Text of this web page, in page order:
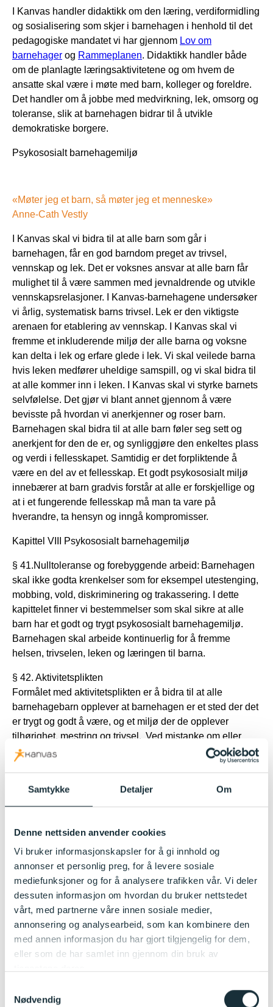
Samtykke Detaljer Om
Denne nettsiden anvender cookies
Vi bruker informasjonskapsler for å gi innhold og
annonser et personlig preg, for å levere sosiale
mediefunksjoner og for å analysere trafikken vår. Vi deler
dessuten informasjon om hvordan du bruker nettstedet
vårt, med partnerne våre innen sosiale medier,
annonsering og analysearbeid, som kan kombinere den
med annen informasjon du har gjort tilgjengelig for dem,
eller som de har samlet inn gjennom din bruk av
Nødvendig
I Kanvas handler didaktikk om den læring, verdiformidling
og sosialisering som skjer i barnehagen i henhold til det
pedagogiske mandatet vi har gjennom Lov om
barnehager og Rammeplanen. Didaktikk handler både
om de planlagte læringsaktivitetene og om hvem de
ansatte skal være i møte med barn, kolleger og foreldre.
Det handler om å jobbe med medvirkning, lek, omsorg og
toleranse, slik at barnehagen bidrar til å utvikle
demokratiske borgere.
Psykososialt barnehagemiljø
«Møter jeg et barn, så møter jeg et menneske»
Anne-Cath Vestly
I Kanvas skal vi bidra til at alle barn som går i
barnehagen, får en god barndom preget av trivsel,
vennskap og lek. Det er voksnes ansvar at alle barn får
mulighet til å være sammen med jevnaldrende og utvikle
vennskapsrelasjoner. I Kanvas-barnehagene undersøker
vi årlig, systematisk barns trivsel. Lek er den viktigste
arenaen for etablering av vennskap. I Kanvas skal vi
fremme et inkluderende miljø der alle barna og voksne
kan delta i lek og erfare glede i lek. Vi skal veilede barna
hvis leken medfører uheldige samspill, og vi skal bidra til
at alle kommer inn i leken. I Kanvas skal vi styrke barnets
selvfølelse. Det gjør vi blant annet gjennom å være
bevisste på hvordan vi anerkjenner og roser barn.
Barnehagen skal bidra til at alle barn føler seg sett og
anerkjent for den de er, og synliggjøre den enkeltes plass
og verdi i fellesskapet. Samtidig er det forpliktende å
være en del av et fellesskap. Et godt psykososialt miljø
innebærer at barn gradvis forstår at alle er forskjellige og
at i et fungerende fellesskap må man ta vare på
hverandre, ta hensyn og inngå kompromisser.
Kapittel VIII Psykososialt barnehagemiljø
§ 41.Nulltoleranse og forebyggende arbeid: Barnehagen
skal ikke godta krenkelser som for eksempel utestenging,
mobbing, vold, diskriminering og trakassering. I dette
kapittelet finner vi bestemmelser som skal sikre at alle
barn har et godt og trygt psykososialt barnehagemiljø.
Barnehagen skal arbeide kontinuerlig for å fremme
helsen, trivselen, leken og læringen til barna.
§ 42. Aktivitetsplikten
Formålet med aktivitetsplikten er å bidra til at alle
barnehagebarn opplever at barnehagen er et sted der det
er trygt og godt å være, og et miljø der de opplever
tilhørighet, mestring og trivsel. Ved mistanke om eller
kjennskap til at et barn ikke har et trygt og godt
barnehagemiljø, skal barnehagen snarest undersøke
Følg med
Meld fra
Undersøk
Sett inn tiltak
Alle som arbeider i barnehagen, skal følge med på
hvordan barna i barnehagen har det. Ved mistanke om
eller kjennskap til at et barn ikke har et trygt og godt
barnehagemiljø, skal barnehagen snarest undersøke
saken. En enkeltstående hendelse vil ikke nødvendigvis
utløse aktivitetsplikten.
Om mobbing og krenkelser